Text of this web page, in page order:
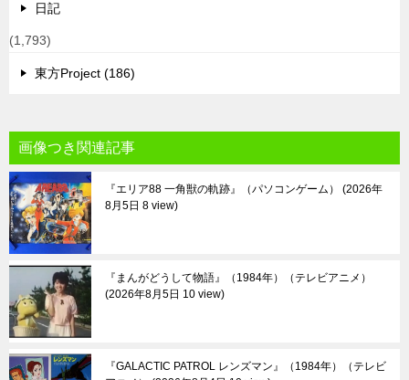
日記
(1,793)
東方Project (186)
画像つき関連記事
『エリア88 一角獣の軌跡』（パソコンゲーム）
2026年
8月5日 8 view
『まんがどうして物語』（1984年）（テレビアニメ）
2026年8月5日 10 view
『GALACTIC PATROL レンズマン』（1984年）（テレビ